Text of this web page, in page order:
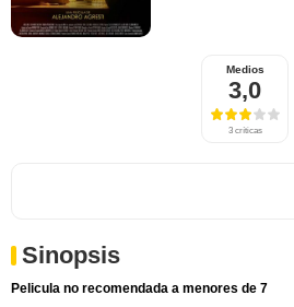
Medios
3,0
3 críticas
Sinopsis
Pelicula no recomendada a menores de 7